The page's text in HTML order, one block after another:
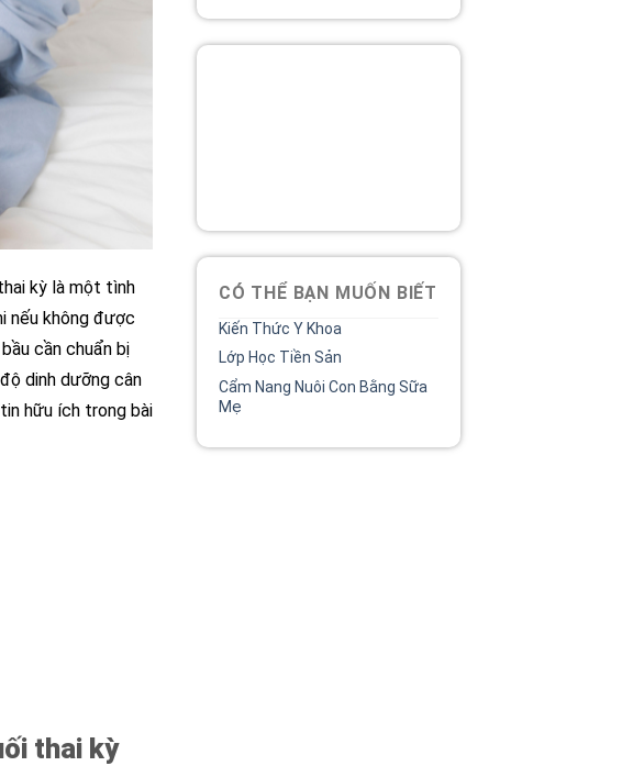
kỳ là một tình
nếu không được
cần chuẩn bị
dinh dưỡng cân
hữu ích trong bài
thai kỳ
CÓ THỂ BẠN MUỐN BIẾT
Kiến Thức Y Khoa
Lớp Học Tiền Sản
Cẩm Nang Nuôi Con Bằng Sữa
Mẹ